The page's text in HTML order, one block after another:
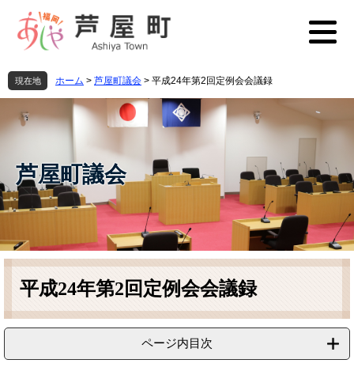
先
頭
す
を
飛
し
へ
現在地 ホーム > 芦屋町議会 > 平成24年第2回定例会会議録
芦屋町議会
本
平成24年第2回定例会会議録
ページ内目次